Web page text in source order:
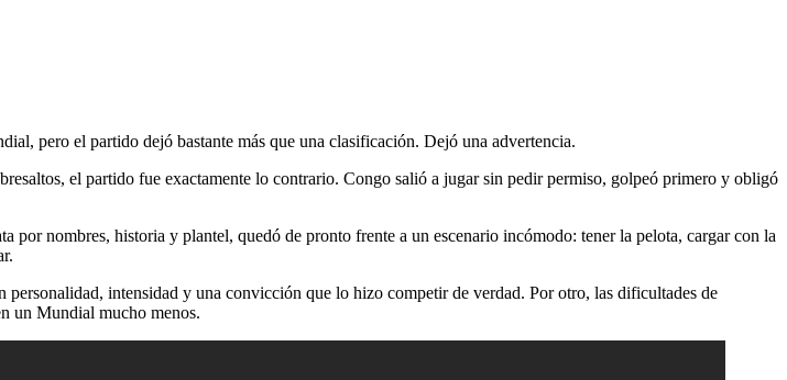
pero el partido dejó bastante más que una clasificación. Dejó una advertencia.
el partido fue exactamente lo contrario. Congo salió a jugar sin pedir permiso, golpeó primero y obligó
nombres, historia y plantel, quedó de pronto frente a un escenario incómodo: tener la pelota, cargar con la
intensidad y una convicción que lo hizo competir de verdad. Por otro, las dificultades de
un Mundial mucho menos.